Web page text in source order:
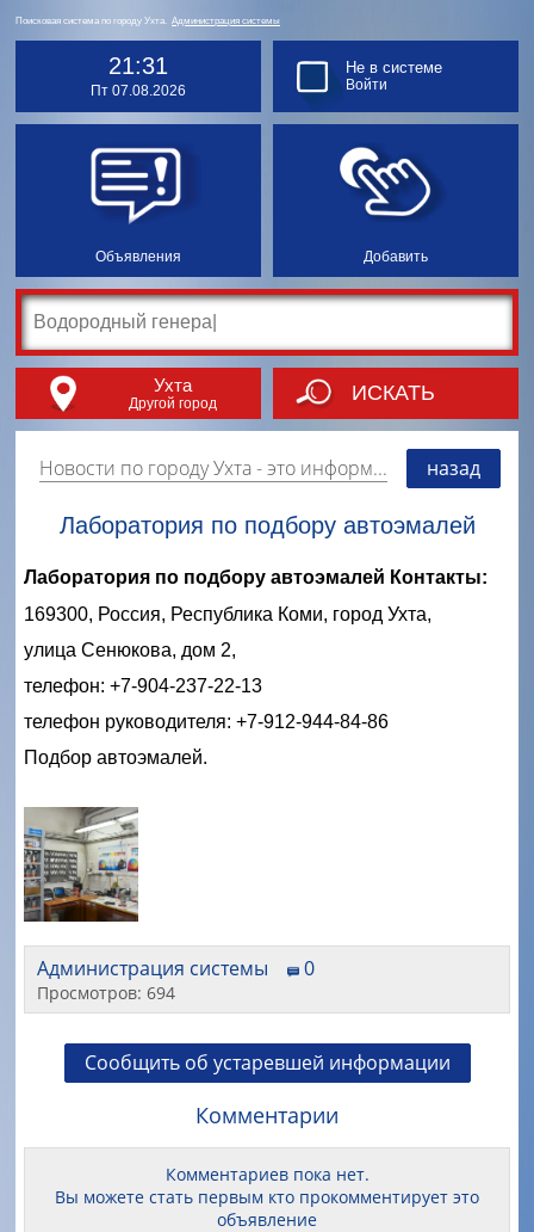
Поисковая система по городу Ухта. Администрация системы
21:31
Пт 07.08.2026
Объявления Добавить
Не в системе
Войти
Ухта
Другой город ИСКАТЬ
Новости по городу Ухта- это информация о событиях, мероприятиях и торгово-коммерческой деятельности города. Страницу наполняют платные и бесплатные объявления, имеющие функцию "поднятия вверх списка". назад
Лаборатория по подбору автоэмалей
Лаборатория по подбору автоэмалей Контакты:
169300, Россия, Республика Коми, город Ухта,
улица Сенюкова, дом 2,
телефон: +7-904-237-22-13
телефон руководителя: +7-912-944-84-86
Подбор автоэмалей.
Администрация системы 0
Просмотров: 694
Сообщить об устаревшей информации
Комментарии
Комментариев пока нет.
Вы можете стать первым кто прокомментирует это
объявление